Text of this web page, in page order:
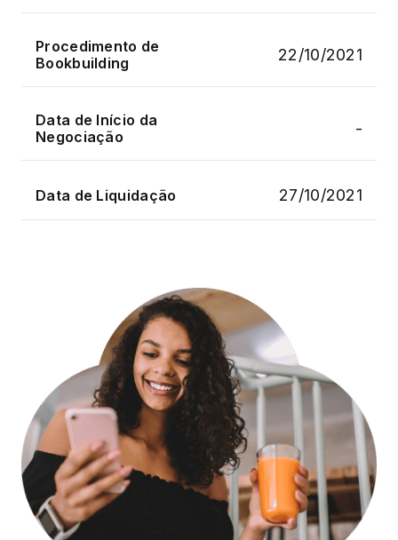
Procedimento de
Bookbuilding
22/10/2021
Data de Início da
Negociação
-
Data de Liquidação 27/10/2021